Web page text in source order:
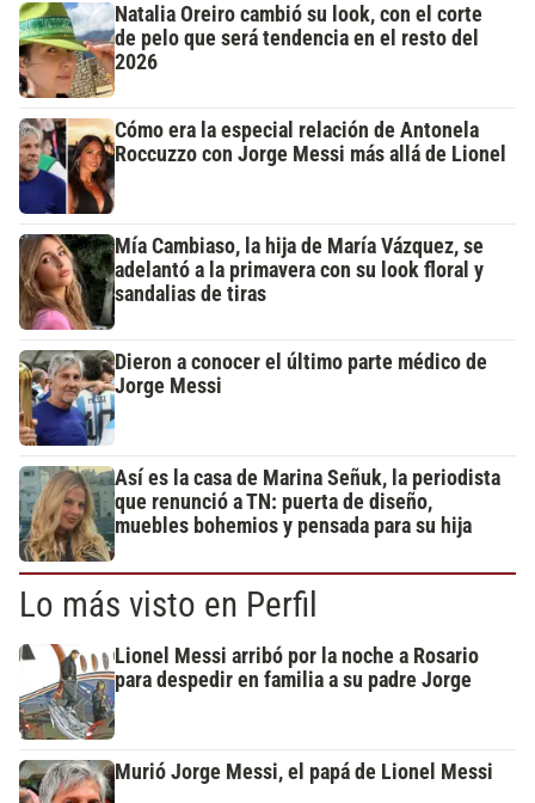
Natalia Oreiro cambió su look, con el corte
de pelo que será tendencia en el resto del
2026
Cómo era la especial relación de Antonela
Roccuzzo con Jorge Messi más allá de Lionel
Mía Cambiaso, la hija de María Vázquez, se
adelantó a la primavera con su look floral y
sandalias de tiras
Dieron a conocer el último parte médico de
Jorge Messi
Así es la casa de Marina Señuk, la periodista
que renunció a TN: puerta de diseño,
muebles bohemios y pensada para su hija
Lo más visto en Perfil
Lionel Messi arribó por la noche a Rosario
para despedir en familia a su padre Jorge
Murió Jorge Messi, el papá de Lionel Messi